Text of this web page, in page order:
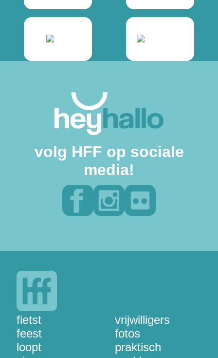
volg HFF op sociale
media!
fietst
feest
loopt
vrijwilligers
fotos
praktisch